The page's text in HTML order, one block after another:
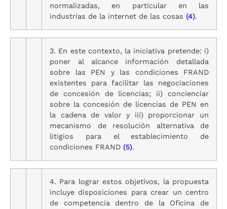
normalizadas, en particular en las
industrias de la internet de las cosas (4).
3. En este contexto, la iniciativa pretende: i)
poner al alcance información detallada
sobre las PEN y las condiciones FRAND
existentes para facilitar las negociaciones
de concesión de licencias; ii) concienciar
sobre la concesión de licencias de PEN en
la cadena de valor y iii) proporcionar un
mecanismo de resolución alternativa de
litigios para el establecimiento de
condiciones FRAND (5).
4. Para lograr estos objetivos, la propuesta
incluye disposiciones para crear un centro
de competencia dentro de la Oficina de